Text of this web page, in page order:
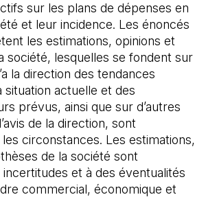
sur les plans de dépenses en
et leur incidence. Les énoncés
les estimations, opinions et
société, lesquelles se fondent sur
la direction des tendances
situation actuelle et des
prévus, ainsi que sur d’autres
de la direction, sont
circonstances. Les estimations,
de la société sont
incertitudes et à des éventualités
commercial, économique et